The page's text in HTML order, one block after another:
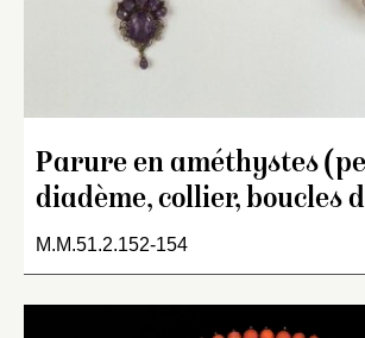
Parure en améthystes
diadème, collier, boucles
M.M.51.2.152-154